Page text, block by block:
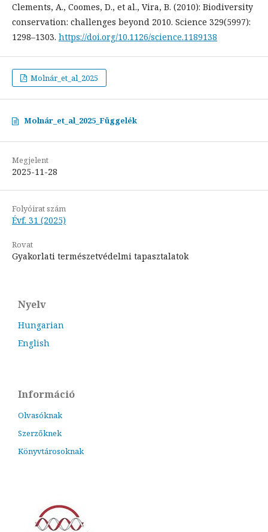
Clements, A., Coomes, D., et al., Vira, B. (2010): Biodiversity
conservation: challenges beyond 2010. Science 329(5997):
1298–1303. https://doi.org/10.1126/science.1189138
Molnár_et_al_2025
Molnár_et_al_2025_Függelék
Megjelent
2025-11-28
Folyóirat szám
Évf. 31 (2025)
Rovat
Gyakorlati természetvédelmi tapasztalatok
Nyelv
Hungarian
English
Információ
Olvasóknak
Szerzőknek
Könyvtárosoknak